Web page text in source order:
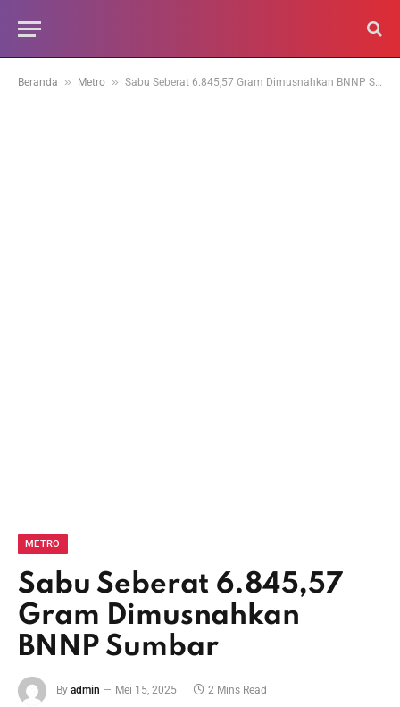
Beranda » Metro » Sabu Seberat 6.845,57 Gram Dimusnahkan BNNP Sumbar
METRO
Sabu Seberat 6.845,57
Gram Dimusnahkan
BNNP Sumbar
By admin Mei 15, 2025 2 Mins Read